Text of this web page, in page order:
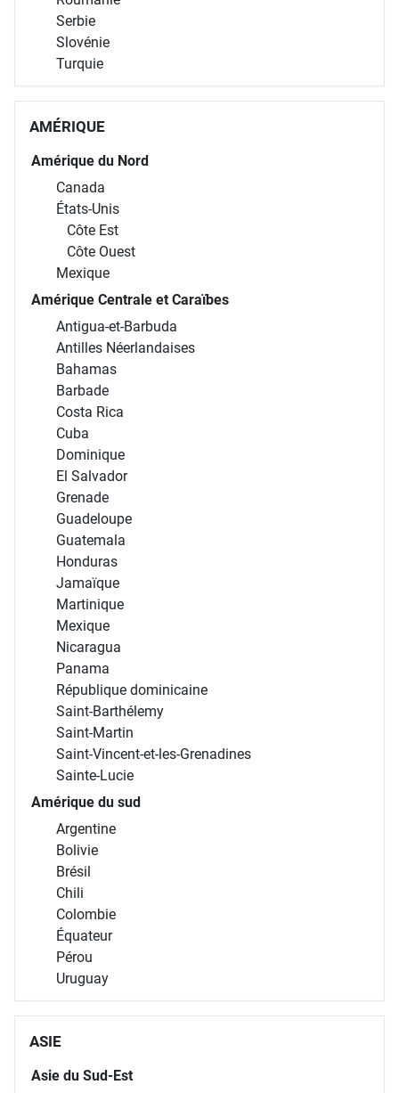
Serbie
Slovénie
Turquie
AMÉRIQUE
Amérique du Nord
Canada
États-Unis
Côte Est
Côte Ouest
Mexique
Amérique Centrale et Caraïbes
Antigua-et-Barbuda
Antilles Néerlandaises
Bahamas
Barbade
Costa Rica
Cuba
Dominique
El Salvador
Grenade
Guadeloupe
Guatemala
Honduras
Jamaïque
Martinique
Mexique
Nicaragua
Panama
République dominicaine
Saint-Barthélemy
Saint-Martin
Saint-Vincent-et-les-Grenadines
Sainte-Lucie
Amérique du sud
Argentine
Bolivie
Brésil
Chili
Colombie
Équateur
Pérou
Uruguay
ASIE
Asie du Sud-Est